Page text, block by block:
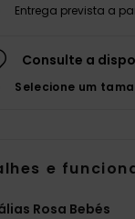
Entrega prevista a
Consulte a
Selecione um
e
Rosa Bebés